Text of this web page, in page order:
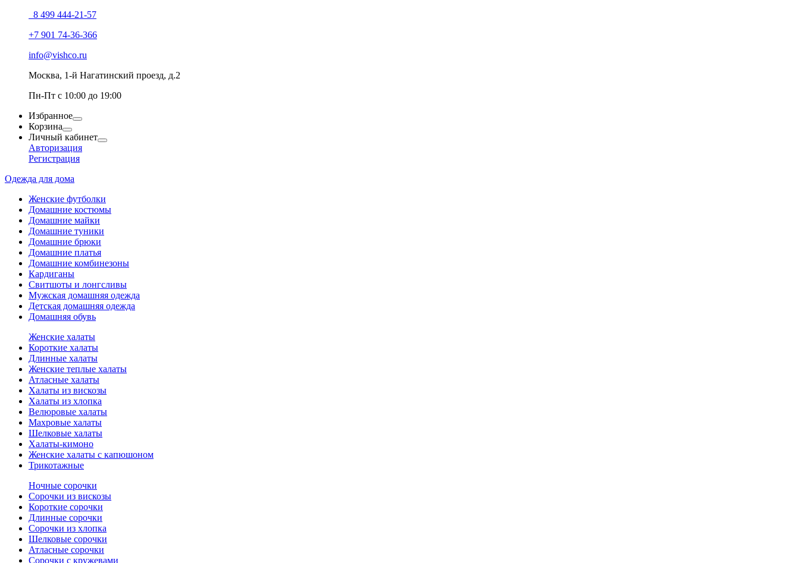
8 499 444-21-57
+7 901 74-36-366
info@vishco.ru
Москва, 1-й Нагатинский проезд, д.2
Пн-Пт с 10:00 до 19:00
Избранное
Корзина
Личный кабинет
Авторизация
Регистрация
Одежда для дома
Женские футболки
Домашние костюмы
Домашние майки
Домашние туники
Домашние брюки
Домашние платья
Домашние комбинезоны
Кардиганы
Свитшоты и лонгсливы
Мужская домашняя одежда
Детская домашняя одежда
Домашняя обувь
Женские халаты
Короткие халаты
Длинные халаты
Женские теплые халаты
Атласные халаты
Халаты из вискозы
Халаты из хлопка
Велюровые халаты
Махровые халаты
Шелковые халаты
Халаты-кимоно
Женские халаты с капюшоном
Трикотажные
Ночные сорочки
Сорочки из вискозы
Короткие сорочки
Длинные сорочки
Сорочки из хлопка
Шелковые сорочки
Атласные сорочки
Сорочки с кружевами